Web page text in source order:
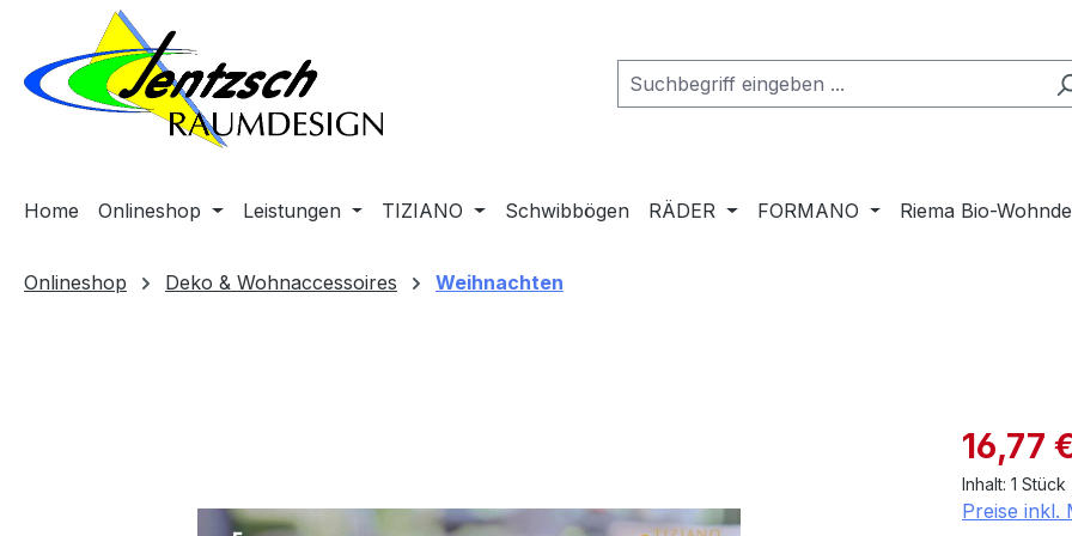
Hauptinhalt springen
Zur Suche springen
Zur Hauptnavigation springen
Home Onlineshop Leistungen TIZIANO Schwibbögen RÄDER FORMANO Riema Bio-
Onlineshop Deko & Wohnaccessoires Weihnachten
16,77
Inhalt: 1 Stück
Preise inkl.